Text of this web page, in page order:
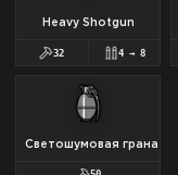
Heavy Shotgun
32 4→ 8
Светошумовая граната